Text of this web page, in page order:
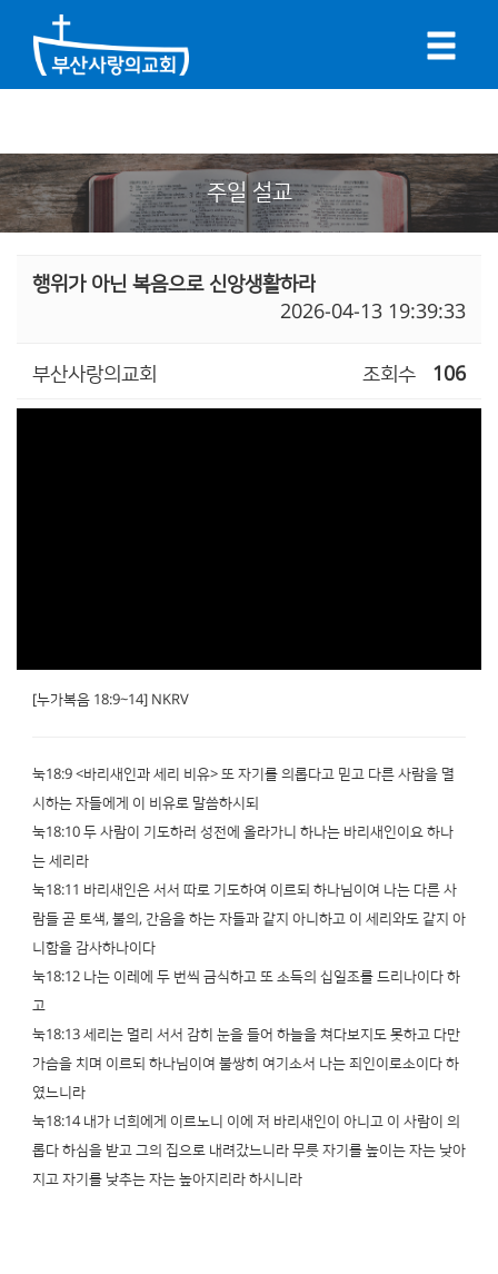
주일 설교
행위가 아닌 복음으로 신앙생활하라
2026-04-13 19:39:33
부산사랑의교회 조회수 106
[누가복음 18:9~14] NKRV
눅18:9 <바리새인과 세리 비유> 또 자기를 의롭다고 믿고 다른 사람을 멸
시하는 자들에게 이 비유로 말씀하시되
눅18:10 두 사람이 기도하러 성전에 올라가니 하나는 바리새인이요 하나
는 세리라
눅18:11 바리새인은 서서 따로 기도하여 이르되 하나님이여 나는 다른 사
람들 곧 토색, 불의, 간음을 하는 자들과 같지 아니하고 이 세리와도 같지 아
니함을 감사하나이다
눅18:12 나는 이레에 두 번씩 금식하고 또 소득의 십일조를 드리나이다 하
고
눅18:13 세리는 멀리 서서 감히 눈을 들어 하늘을 쳐다보지도 못하고 다만
가슴을 치며 이르되 하나님이여 불쌍히 여기소서 나는 죄인이로소이다 하
였느니라
눅18:14 내가 너희에게 이르노니 이에 저 바리새인이 아니고 이 사람이 의
롭다 하심을 받고 그의 집으로 내려갔느니라 무릇 자기를 높이는 자는 낮아
지고 자기를 낮추는 자는 높아지리라 하시니라